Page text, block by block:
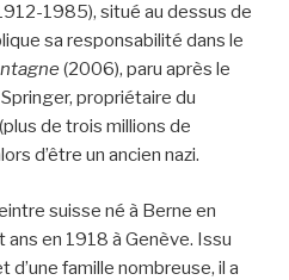
1985), situé au dessus de
sa responsabilité dans le
(2006), paru après le
propriétaire du
de trois millions de
d’être un ancien nazi.
suisse né à Berne en
en 1918 à Genève. Issu
d’une famille nombreuse, il a